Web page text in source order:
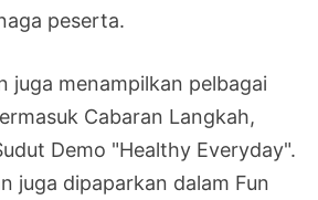
peserta.
juga menampilkan pelbagai
Cabaran Langkah,
Demo "Healthy Everyday".
juga dipaparkan dalam Fun